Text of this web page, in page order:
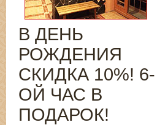
В ДЕНЬ
РОЖДЕНИЯ
СКИДКА 10%! 6-
ОЙ ЧАС В
ПОДАРОК!